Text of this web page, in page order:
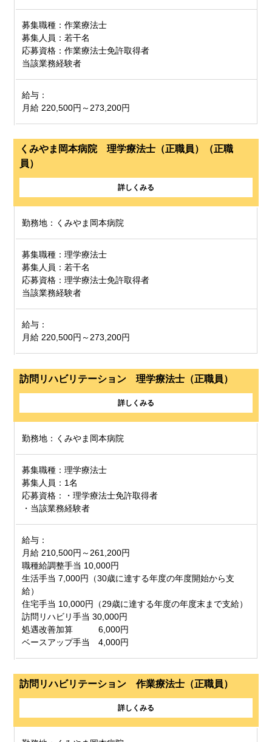
募集職種：作業療法士
募集人員：若干名
応募資格：作業療法士免許取得者
当該業務経験者
給与：
月給 220,500円～273,200円
くみやま岡本病院 理学療法士（正職員）（正職
員）
詳しくみる
勤務地：くみやま岡本病院
募集職種：理学療法士
募集人員：若干名
応募資格：理学療法士免許取得者
当該業務経験者
給与：
月給 220,500円～273,200円
訪問リハビリテーション 理学療法士（正職員）
詳しくみる
勤務地：くみやま岡本病院
募集職種：理学療法士
募集人員：1名
応募資格：・理学療法士免許取得者
・当該業務経験者
給与：
月給 210,500円～261,200円
職種給調整手当 10,000円
生活手当 7,000円（30歳に達する年度の年度開始から支
給）
住宅手当 10,000円（29歳に達する年度の年度末まで支給）
訪問リハビリ手当 30,000円
処遇改善加算 6,000円
ベースアップ手当 4,000円
訪問リハビリテーション 作業療法士（正職員）
詳しくみる